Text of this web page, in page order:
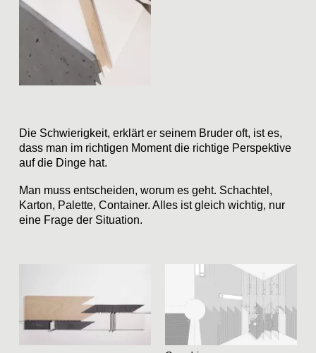
Die Schwierigkeit, erklärt er seinem Bruder oft, ist es,
dass man im richtigen Moment die richtige Perspektive
auf die Dinge hat.
Man muss entscheiden, worum es geht. Schachtel,
Karton, Palette, Container. Alles ist gleich wichtig, nur
eine Frage der Situation.